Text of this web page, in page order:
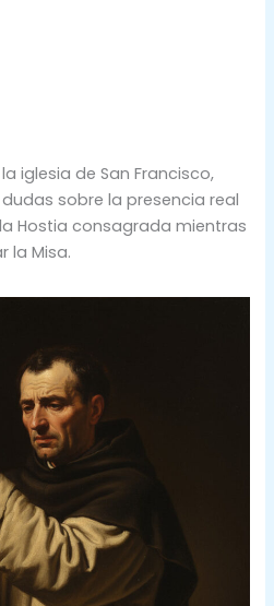
iglesia de San Francisco,
sobre la presencia real
Hostia consagrada mientras
la Misa.